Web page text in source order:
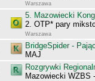
Warszawa
5. Mazowiecki
2. OTP* pary
Warszawa
BridgeSpider -
MAJ
Rozgrywki
Mazowiecki WZBS